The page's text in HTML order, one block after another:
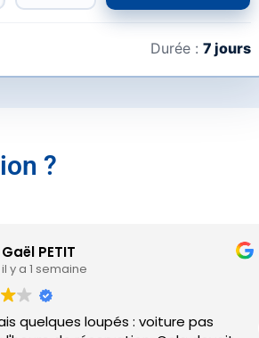
Durée : 7 jours
?
loupés : voiture pas